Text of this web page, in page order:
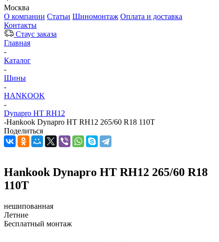
Москва
О компании Статьи Шиномонтаж Оплата и доставка
Контакты
Стаус заказа
Главная
-
Каталог
-
Шины
-
HANKOOK
-
Dynapro HT RH12
-Hankook Dynapro HT RH12 265/60 R18 110T
Поделиться
Hankook Dynapro HT RH12 265/60 R18
110T
нешипованная
Летние
Бесплатный монтаж